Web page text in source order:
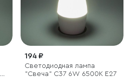
194 ₽
Светодиодная лампа
"Свеча" C37 6W 6500K E27